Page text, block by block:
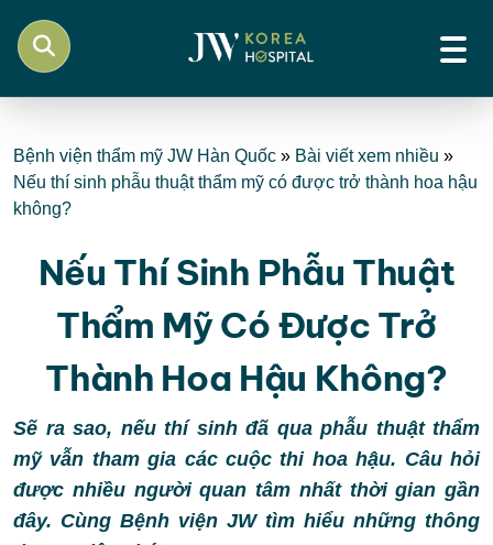
Bệnh viện thẩm mỹ JW Hàn Quốc » Bài viết xem nhiều »
Nếu thí sinh phẫu thuật thẩm mỹ có được trở thành hoa hậu
không?
Nếu Thí Sinh Phẫu Thuật
Thẩm Mỹ Có Được Trở
Thành Hoa Hậu Không?
Sẽ ra sao, nếu thí sinh đã qua phẫu thuật thẩm
mỹ vẫn tham gia các cuộc thi hoa hậu. Câu hỏi
được nhiều người quan tâm nhất thời gian gần
đây. Cùng Bệnh viện JW tìm hiểu những thông